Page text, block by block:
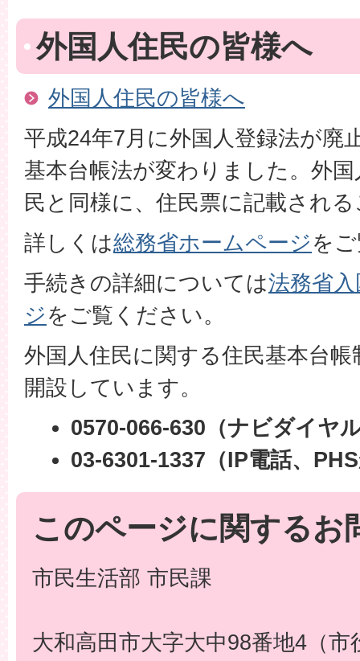
外国人住民の皆様へ
外国人住民の皆様へ
平成24年7月に外国人登録法が廃
基本台帳法が変わりました。外
民と同様に、住民票に記載され
詳しくは総務省ホームページを
手続きの詳細については法務省
ジをご覧ください。
外国人住民に関する住民基本台
開設しています。
0570-066-630（ナビダイヤ
03-6301-1337（IP電話、
このページに関するお
市民生活部 市民課
大和高田市大字大中98番地4（市